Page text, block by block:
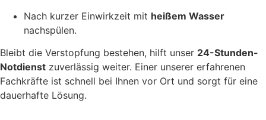
Nach kurzer Einwirkzeit mit heißem Wasser
nachspülen.
Bleibt die Verstopfung bestehen, hilft unser 24-Stunden-
Notdienst zuverlässig weiter. Einer unserer erfahrenen
Fachkräfte ist schnell bei Ihnen vor Ort und sorgt für eine
dauerhafte Lösung.